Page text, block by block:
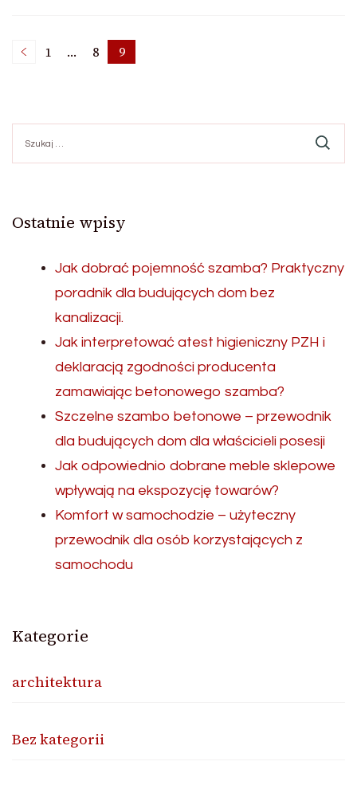
Stronicowanie
wpisów
Strona
1 … Strona
8 Strona
9
Ostatnie wpisy
Jak dobrać pojemność szamba? Praktyczny
poradnik dla budujących dom bez
kanalizacji.
Jak interpretować atest higieniczny PZH i
deklaracją zgodności producenta
zamawiając betonowego szamba?
Szczelne szambo betonowe – przewodnik
dla budujących dom dla właścicieli posesji
Jak odpowiednio dobrane meble sklepowe
wpływają na ekspozycję towarów?
Komfort w samochodzie – użyteczny
przewodnik dla osób korzystających z
samochodu
Kategorie
architektura
Bez kategorii